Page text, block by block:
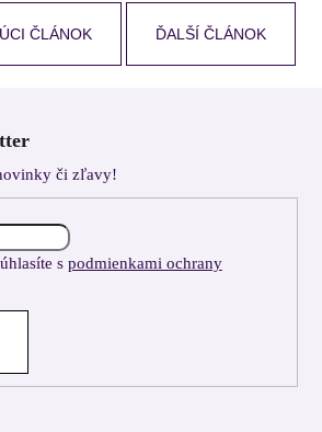
ČLÁNOK ĎALŠÍ ČLÁNOK
či zľavy!
s podmienkami ochrany